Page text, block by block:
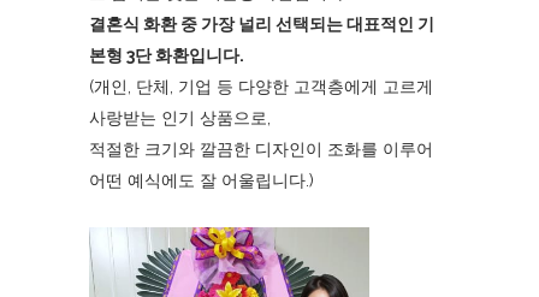
결혼식 화환 중 가장 널리 선택되는 대표적인 기
본형 3단 화환입니다.
(개인, 단체, 기업 등 다양한 고객층에게 고르게
사랑받는 인기 상품으로,
적절한 크기와 깔끔한 디자인이 조화를 이루어
어떤 예식에도 잘 어울립니다.)